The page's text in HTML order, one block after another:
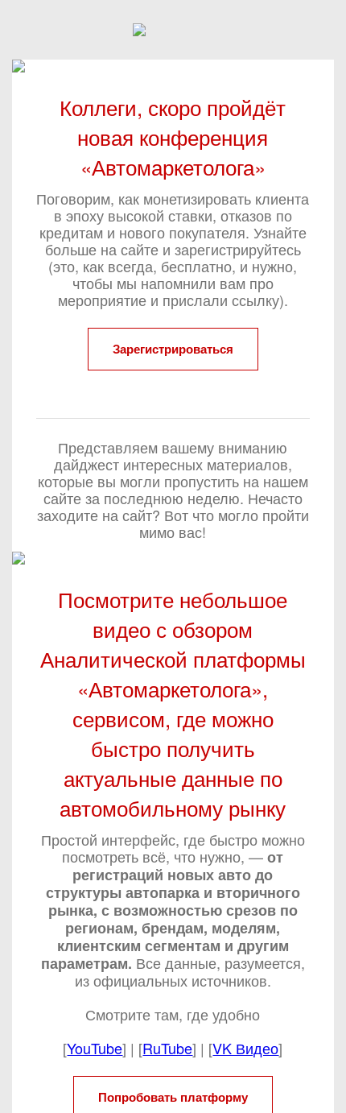
Коллеги, скоро пройдёт
новая конференция
«Автомаркетолога»
Поговорим, как монетизировать клиента
в эпоху высокой ставки, отказов по
кредитам и нового покупателя. Узнайте
больше на сайте и зарегистрируйтесь
(это, как всегда, бесплатно, и нужно,
чтобы мы напомнили вам про
мероприятие и прислали ссылку).
Зарегистрироваться
Представляем вашему вниманию
дайджест интересных материалов,
которые вы могли пропустить на нашем
сайте за последнюю неделю. Нечасто
заходите на сайт? Вот что могло пройти
мимо вас!
Посмотрите небольшое
видео с обзором
Аналитической платформы
«Автомаркетолога»,
сервисом, где можно
быстро получить
актуальные данные по
автомобильному рынку
Простой интерфейс, где быстро можно
посмотреть всё, что нужно, —от
регистраций новых авто до
структуры автопарка и вторичного
рынка, с возможностью срезов по
регионам, брендам, моделям,
клиентским сегментам и другим
параметрам. Все данные, разумеется,
из официальных источников.
Смотрите там, где удобно
[YouTube] | [RuTube] | [VK Видео]
Попробовать платформу